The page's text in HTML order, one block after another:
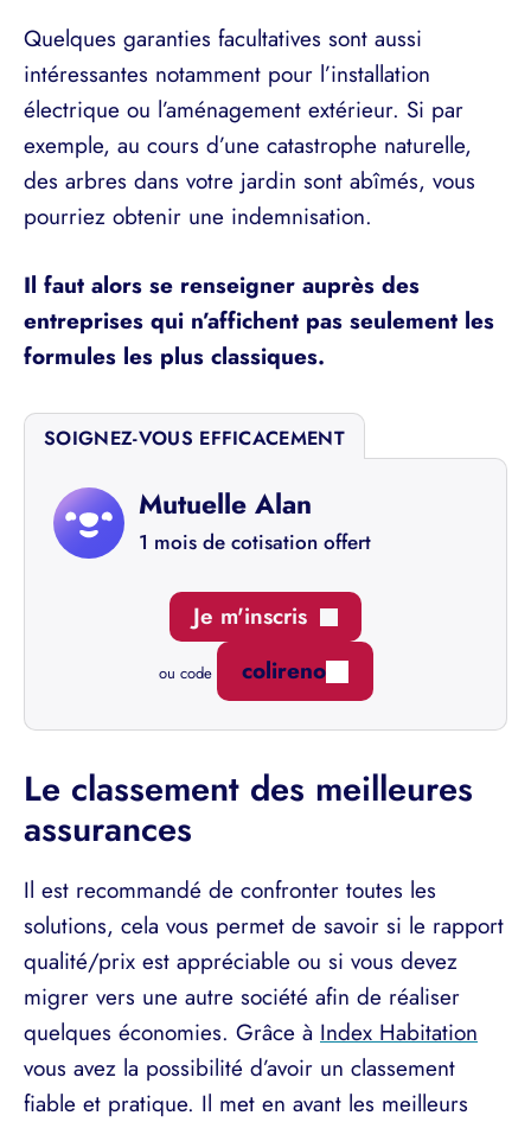
Quelques garanties facultatives sont aussi
intéressantes notamment pour l’installation
électrique ou l’aménagement extérieur. Si par
exemple, au cours d’une catastrophe naturelle,
des arbres dans votre jardin sont abîmés, vous
pourriez obtenir une indemnisation.
Il faut alors se renseigner auprès des
entreprises qui n’affichent pas seulement les
formules les plus classiques.
SOIGNEZ-VOUS EFFICACEMENT
Mutuelle Alan
1 mois de cotisation offert
Je m'inscris
ou code colireno
Le classement des meilleures
assurances
Il est recommandé de confronter toutes les
solutions, cela vous permet de savoir si le rapport
qualité/prix est appréciable ou si vous devez
migrer vers une autre société afin de réaliser
quelques économies. Grâce à Index Habitation
vous avez la possibilité d’avoir un classement
fiable et pratique. Il met en avant les meilleurs